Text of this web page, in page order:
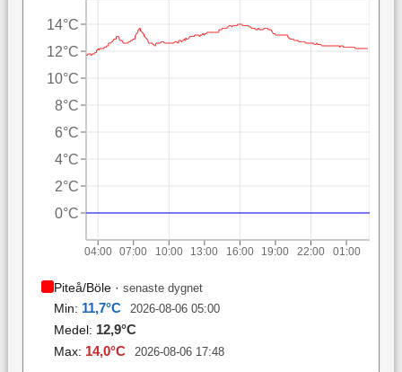
04:00 07:00 10:00 13:00 16:00 19:00 22:00 01:00
0°C
2°C
4°C
6°C
8°C
10°C
12°C
14°C
Piteå/Böle· senaste dygnet
Min: 11,7°C 2026-08-06 05:00
Medel: 12,9°C
Max: 14,0°C 2026-08-06 17:48